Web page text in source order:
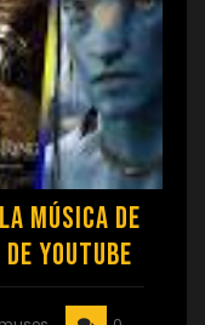
Música de
YouTube